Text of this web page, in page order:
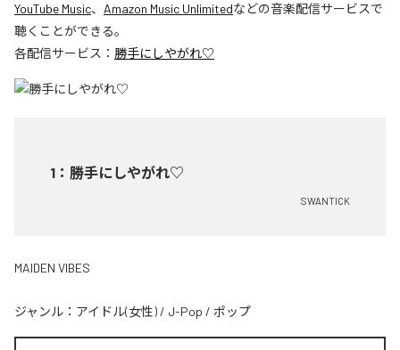
YouTube Music、 Amazon Music Unlimitedなどの音楽配信サービスで
聴くことができる。
各配信サービス： 勝手にしやがれ♡
1 ： 勝手にしやがれ♡
SWANTICK
MAIDEN VIBES
ジャンル： アイドル(女性) / J-Pop / ポップ